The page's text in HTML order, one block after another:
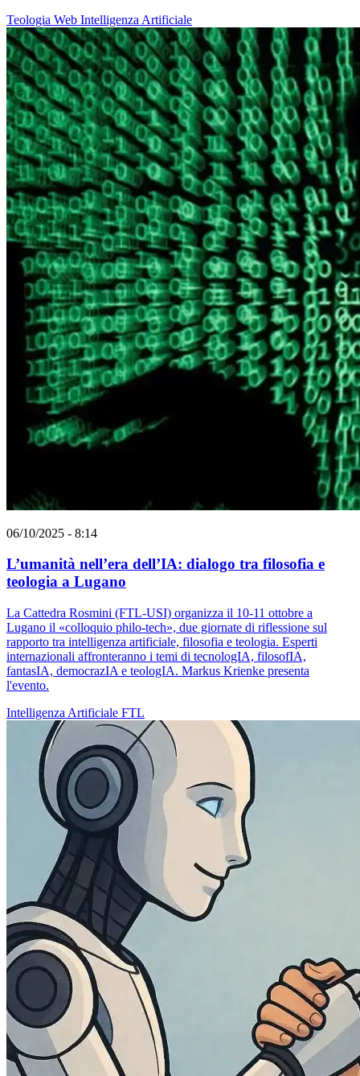
Teologia Web Intelligenza Artificiale
06/10/2025 - 8:14
L’umanità nell’era dell’IA: dialogo tra filosofia e
teologia a Lugano
La Cattedra Rosmini (FTL-USI) organizza il 10-11 ottobre a
Lugano il «colloquio philo-tech», due giornate di riflessione sul
rapporto tra intelligenza artificiale, filosofia e teologia. Esperti
internazionali affronteranno i temi di tecnologIA, filosofIA,
fantasIA, democrazIA e teologIA. Markus Krienke presenta
l'evento.
Intelligenza Artificiale FTL